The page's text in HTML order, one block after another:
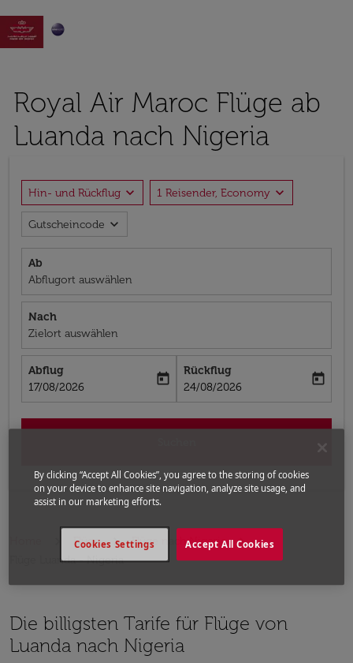

Royal Air Maroc Flüge ab
Luanda nach Nigeria
Hin- und Rückflug expand_more 1 Reisender, Economy expand_more
Gutscheincode expand_more
Ab
Abflugort auswählen
Nach
Zielort auswählen
Abflug
fc-booking-departure-date-aria-label
17/08/2026
today
Rückflug
fc-booking-return-date-aria-label
24/08/2026
today
Flüge
Flüge nach Nigeria
Flüge Luanda - Nigeria
Die billigsten Tarife für Flüge von
Luanda nach Nigeria
By clicking “Accept All Cookies”, you agree to the storing of cookies
on your device to enhance site navigation, analyze site usage, and
assist in our marketing efforts.
Accept All Cookies
Cookies Settings